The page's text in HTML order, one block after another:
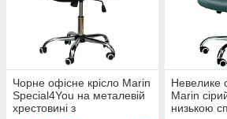
Чорне офісне крісло Marin
Special4You на металевій
хрестовині з
Невелике
Marin
низькою